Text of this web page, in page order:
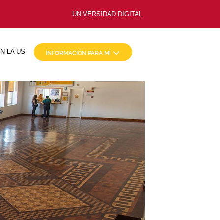
UNIVERSIDAD DIGITAL
LA US